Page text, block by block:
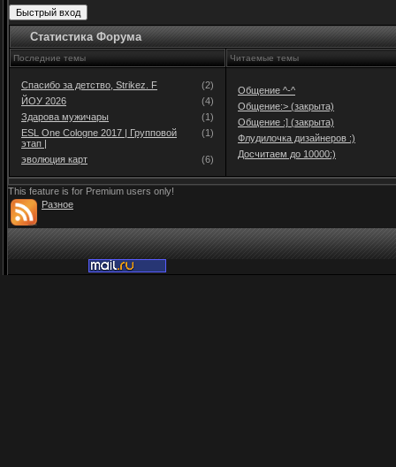
Статистика Форума
Последние темы Читаемые темы
Спасибо за детство, Strikez. F
(2)
ЙОУ 2026
(4)
Здарова мужичары
(1)
ESL One Cologne 2017 | Групповой
этап |
(1)
эволюция карт (6)
Общение ^-^
Общение:> (закрыта)
Общение :] (закрыта)
Флудилочка дизайнеров :)
Досчитаем до 10000:)
This feature is for Premium users only!
Разное